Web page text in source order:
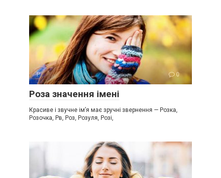
Р 0
Роза значення імені
Красиве і звучне ім’я має зручні звернення — Розка,
Розочка, Рв, Роз, Розуля, Розі,